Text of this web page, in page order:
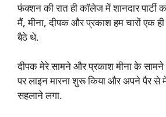
फंक्शन की रात ही कॉलेज में शानदार पार्टी
मैं, मीना, दीपक और प्रकाश हम चारों एक
बैठे थे.
दीपक मेरे सामने और प्रकाश मीना के
पर लाइन मारना शुरू किया और अपने पैर से
सहलाने लगा.